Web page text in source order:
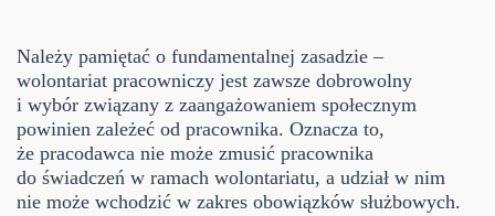
Należy pamiętać o fundamentalnej zasadzie –
wolontariat pracowniczy jest zawsze dobrowolny
i wybór związany z zaangażowaniem społecznym
powinien zależeć od pracownika. Oznacza to,
że pracodawca nie może zmusić pracownika
do świadczeń w ramach wolontariatu, a udział w nim
nie może wchodzić w zakres obowiązków służbowych.